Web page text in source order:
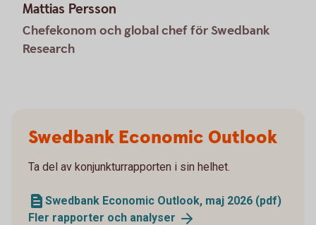
Mattias Persson
Chefekonom och global chef för Swedbank
Research
Swedbank Economic Outlook
Ta del av konjunkturrapporten i sin helhet.
Swedbank Economic Outlook, maj 2026 (pdf)
Fler rapporter och analyser